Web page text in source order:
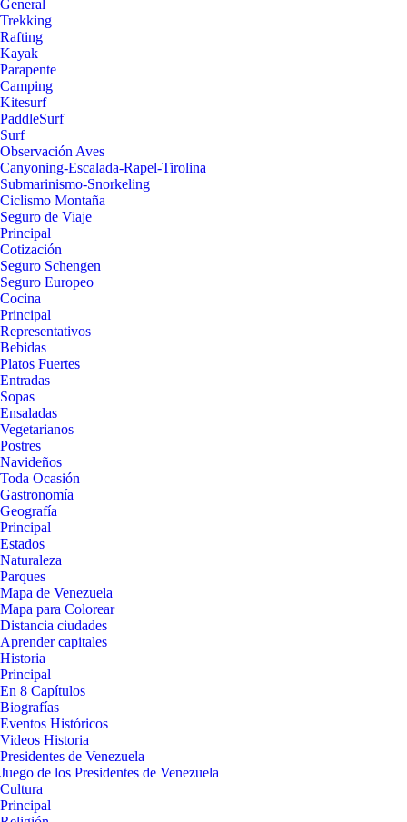
General
Trekking
Rafting
Kayak
Parapente
Camping
Kitesurf
PaddleSurf
Surf
Observación Aves
Canyoning-Escalada-Rapel-Tirolina
Submarinismo-Snorkeling
Ciclismo Montaña
Seguro de Viaje
Principal
Cotización
Seguro Schengen
Seguro Europeo
Cocina
Principal
Representativos
Bebidas
Platos Fuertes
Entradas
Sopas
Ensaladas
Vegetarianos
Postres
Navideños
Toda Ocasión
Gastronomía
Geografía
Principal
Estados
Naturaleza
Parques
Mapa de Venezuela
Mapa para Colorear
Distancia ciudades
Aprender capitales
Historia
Principal
En 8 Capítulos
Biografías
Eventos Históricos
Videos Historia
Presidentes de Venezuela
Juego de los Presidentes de Venezuela
Cultura
Principal